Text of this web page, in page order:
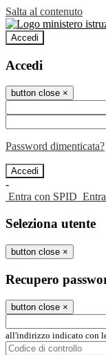
Salta al contenuto
Accedi
Accedi
button close ×
Password dimenticata?
-
Entra con SPID
Seleziona utente
button close ×
Recupero
button close ×
all'indirizzo indicato con